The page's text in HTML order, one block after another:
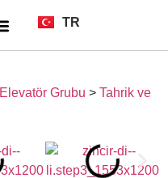
TR
EN
Elevatör Grubu > Tahrik ve